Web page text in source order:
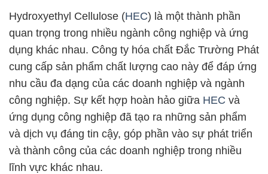
Hydroxyethyl Cellulose (HEC) là một thành phần
quan trọng trong nhiều ngành công nghiệp và ứng
dụng khác nhau. Công ty hóa chất Đắc Trường Phát
cung cấp sản phẩm chất lượng cao này để đáp ứng
nhu cầu đa dạng của các doanh nghiệp và ngành
công nghiệp. Sự kết hợp hoàn hảo giữa HEC và
ứng dụng công nghiệp đã tạo ra những sản phẩm
và dịch vụ đáng tin cậy, góp phần vào sự phát triển
và thành công của các doanh nghiệp trong nhiều
lĩnh vực khác nhau.